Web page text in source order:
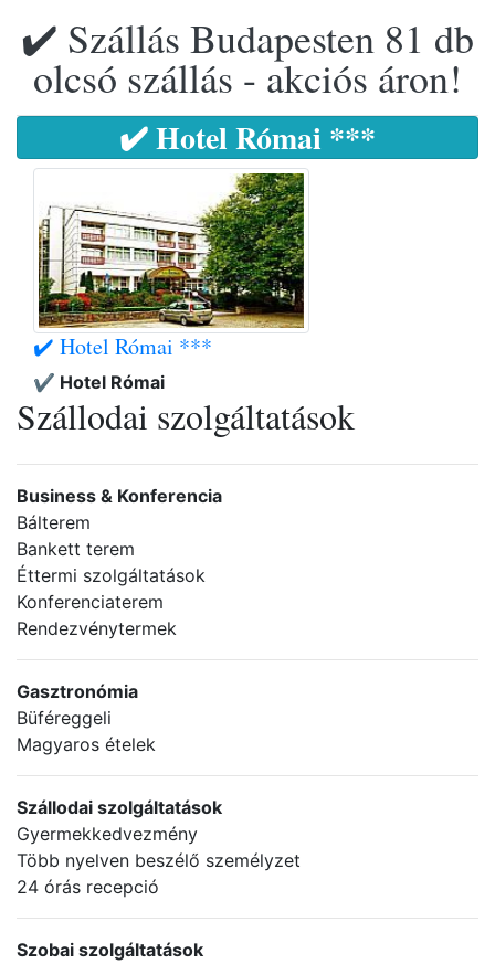
✔️ Szállás Budapesten 81 db
olcsó szállás - akciós áron!
✔️ Hotel Római ***
✔️ Hotel Római ***
✔️ Hotel Római
Szállodai szolgáltatások
Business & Konferencia
Bálterem
Bankett terem
Éttermi szolgáltatások
Konferenciaterem
Rendezvénytermek
Gasztronómia
Büféreggeli
Magyaros ételek
Szállodai szolgáltatások
Gyermekkedvezmény
Több nyelven beszélő személyzet
24 órás recepció
Szobai szolgáltatások